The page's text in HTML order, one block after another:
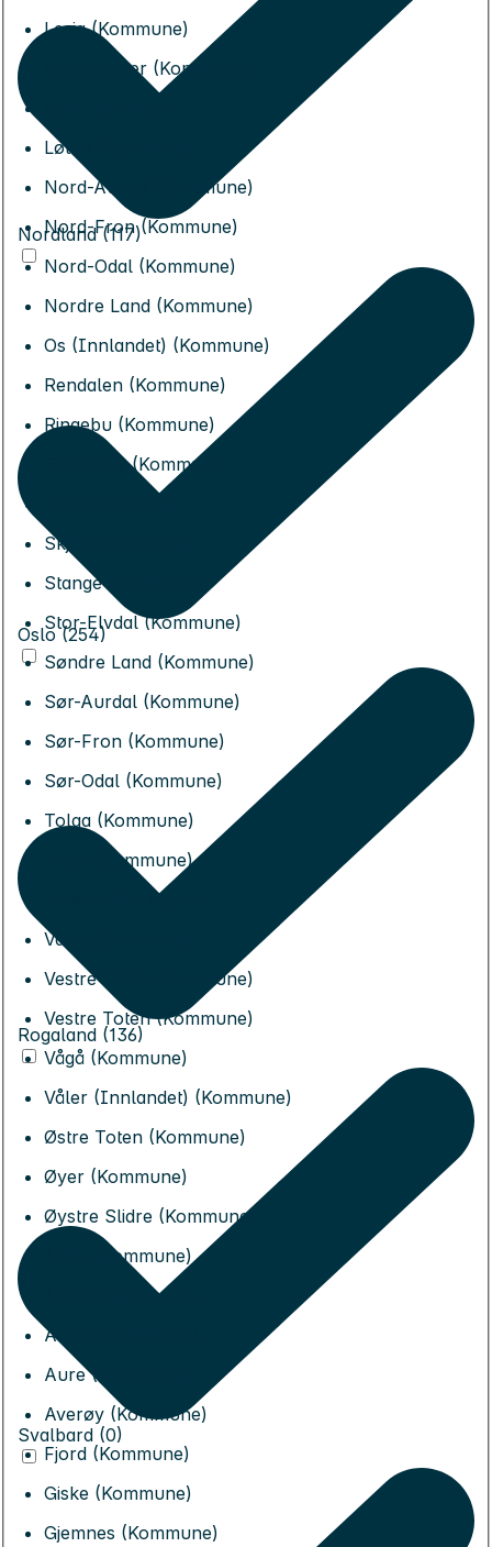
Lesja (Kommune)
Lillehammer (Kommune)
Løten (Kommune)
Nord-Aurdal (Kommune)
Nord-Fron (Kommune)
Nord-Odal (Kommune)
Nordre Land (Kommune)
Os (Innlandet) (Kommune)
Rendalen (Kommune)
Ringebu (Kommune)
Ringsaker (Kommune)
Skjåk (Kommune)
Stange (Kommune)
Stor-Elvdal (Kommune)
Søndre Land (Kommune)
Sør-Aurdal (Kommune)
Sør-Fron (Kommune)
Sør-Odal (Kommune)
Tolga (Kommune)
Trysil (Kommune)
Tynset (Kommune)
Vang (Kommune)
Vestre Slidre (Kommune)
Vestre Toten (Kommune)
Vågå (Kommune)
Våler (Innlandet) (Kommune)
Østre Toten (Kommune)
Øyer (Kommune)
Øystre Slidre (Kommune)
Åmot (Kommune)
Åsnes (Kommune)
Aukra (Kommune)
Aure (Kommune)
Averøy (Kommune)
Fjord (Kommune)
Giske (Kommune)
Gjemnes (Kommune)
Nordland (117)
Oslo (254)
Rogaland (136)
Svalbard (0)